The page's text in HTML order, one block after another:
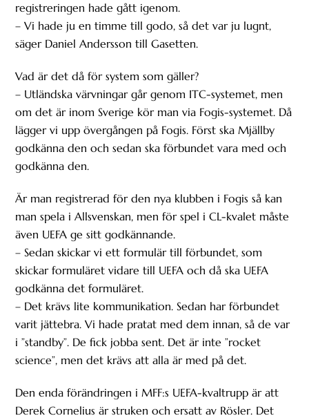
registreringen hade gått igenom.
– Vi hade ju en timme till godo, så det var ju lugnt,
säger Daniel Andersson till Gasetten.
Vad är det då för system som gäller?
– Utländska värvningar går genom ITC-systemet, men
om det är inom Sverige kör man via Fogis-systemet. Då
lägger vi upp övergången på Fogis. Först ska Mjällby
godkänna den och sedan ska förbundet vara med och
godkänna den.
Är man registrerad för den nya klubben i Fogis så kan
man spela i Allsvenskan, men för spel i CL-kvalet måste
även UEFA ge sitt godkännande.
– Sedan skickar vi ett formulär till förbundet, som
skickar formuläret vidare till UEFA och då ska UEFA
godkänna det formuläret.
– Det krävs lite kommunikation. Sedan har förbundet
varit jättebra. Vi hade pratat med dem innan, så de var
i ”standby”. De fick jobba sent. Det är inte ”rocket
science”, men det krävs att alla är med på det.
Den enda förändringen i MFF:s UEFA-kvaltrupp är att
Derek Cornelius är struken och ersatt av Rösler. Det